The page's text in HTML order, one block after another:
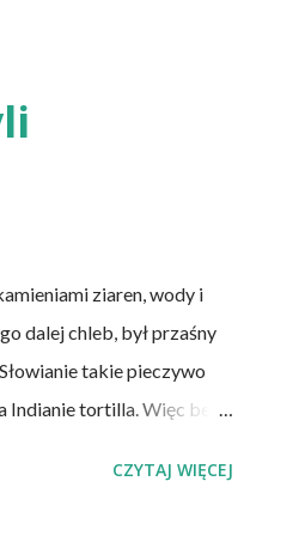
życia, niezależnie od
dolną część jelita
na cukrzycę, a także
ziaren, wody i
dalej chleb, był przaśny
takie pieczywo
Indianie tortilla. Więc bez
Świeże, przaśne
CZYTAJ WIĘCEJ